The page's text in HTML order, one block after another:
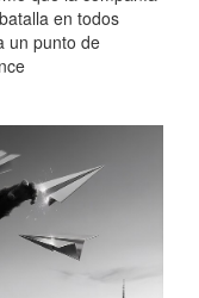
en todos
un punto de